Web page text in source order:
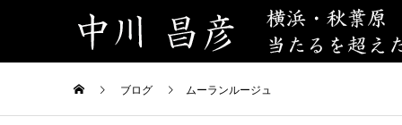
ブログ ムーランルージュ